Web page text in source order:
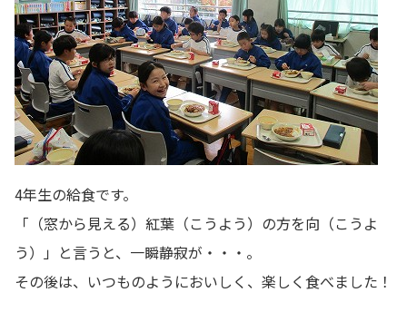
4年生の給食です。
「（窓から見える）紅葉（こうよう）の方を向（こうよ
う）」と言うと、一瞬静寂が・・・。
その後は、いつものようにおいしく、楽しく食べました！